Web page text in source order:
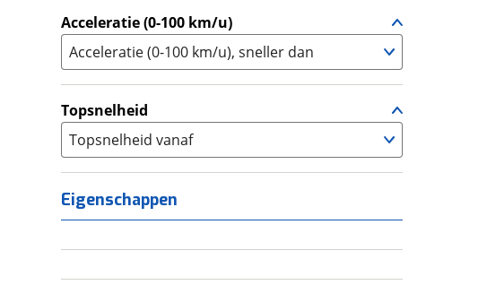
Acceleratie (0-100 km/u)
Acceleratie (0-100 km/u), sneller dan
Topsnelheid
Topsnelheid vanaf
Eigenschappen